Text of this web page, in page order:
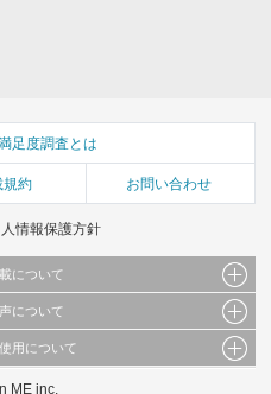
足度調査とは
規約 お問い合わせ
情報保護方針
について
イラスト、画像データ等）及びこれらの配
複製などの二次利用を行うことは固く禁じて
について
スの利用者が提出された見解・感想です。
用について
に合わせたコンテンツや広告の表示、ソー
ME inc.